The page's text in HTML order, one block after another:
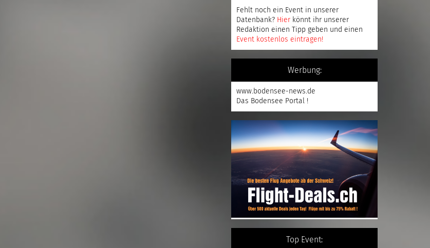
Fehlt noch ein Event in unserer
Datenbank? Hier könnt ihr unserer
Redaktion einen Tipp geben und einen
Event kostenlos eintragen!
Werbung:
www.bodensee-news.de
Das Bodensee Portal !
Top Event: